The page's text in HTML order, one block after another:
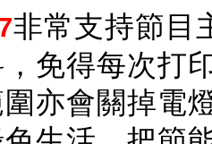
非常支持節目
，免得每次打
亦會關掉電